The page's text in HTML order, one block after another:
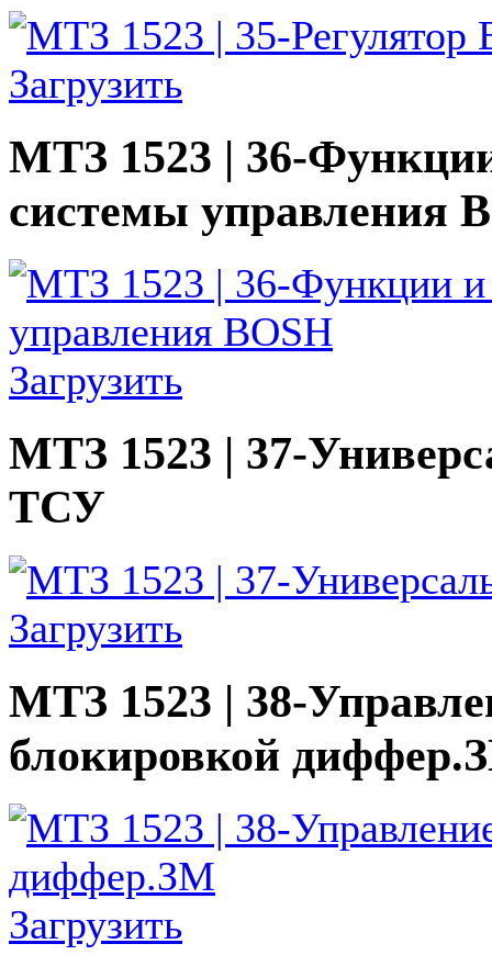
Загрузить
МТЗ 1523 | 36-
системы управления
Загрузить
МТЗ 1523 | 37-
ТСУ
Загрузить
МТЗ 1523 | 38-
блокировкой
Загрузить